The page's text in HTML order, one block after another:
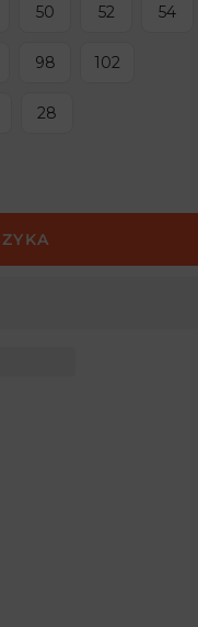
50 52 54
98 102
28